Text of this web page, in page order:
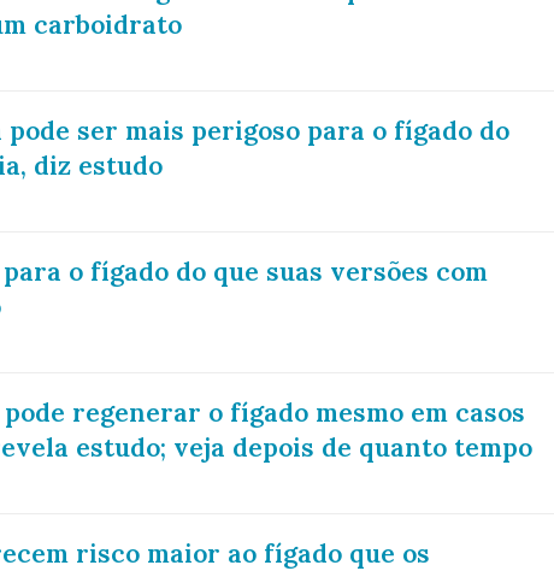
carboidrato
ser mais perigoso para o fígado do
diz estudo
o fígado do que suas versões com
regenerar o fígado mesmo em casos
estudo; veja depois de quanto tempo
risco maior ao fígado que os